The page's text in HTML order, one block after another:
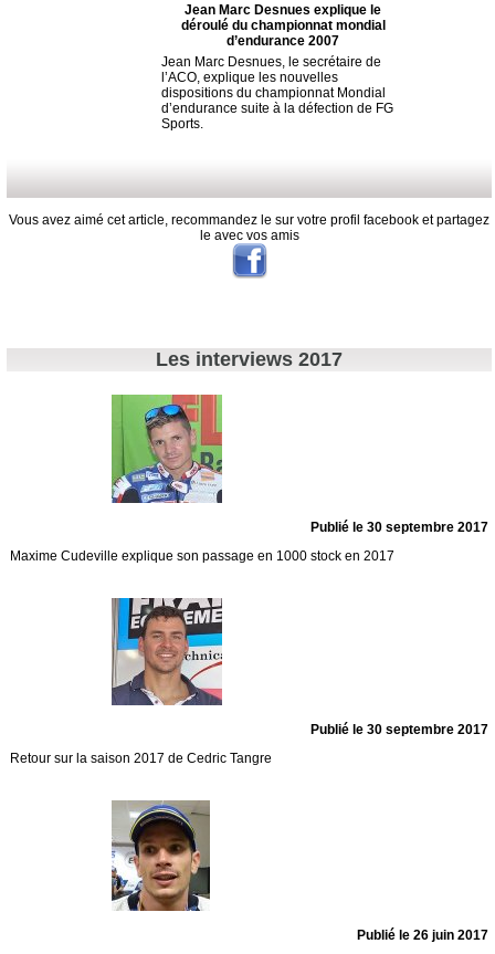
Jean Marc Desnues explique le
déroulé du championnat mondial
d’endurance 2007
Jean Marc Desnues, le secrétaire de
l’ACO, explique les nouvelles
dispositions du championnat Mondial
d’endurance suite à la défection de FG
Sports.
Vous avez aimé cet article, recommandez le sur votre profil facebook et partagez
le avec vos amis
Les interviews 2017
Publié le 30 septembre 2017
Maxime Cudeville explique son passage en 1000 stock en 2017
Publié le 30 septembre 2017
Retour sur la saison 2017 de Cedric Tangre
Publié le 26 juin 2017